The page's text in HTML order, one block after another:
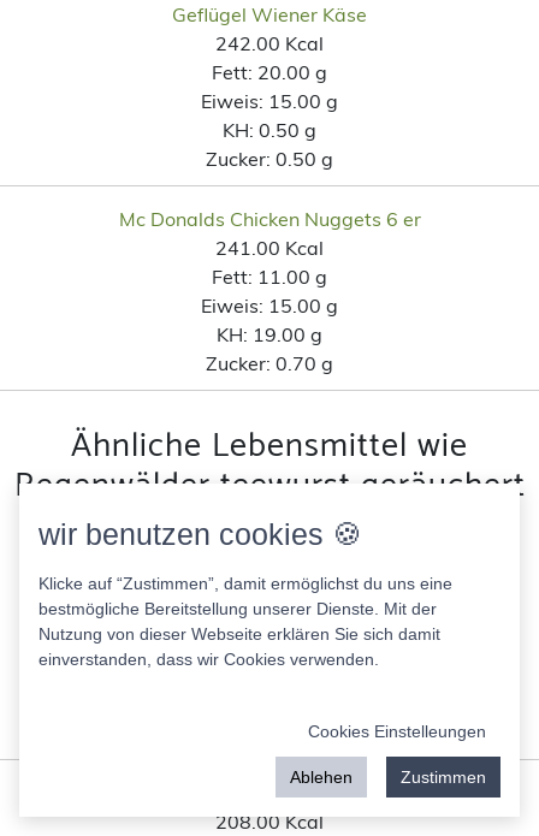
Geflügel Wiener Käse
242.00 Kcal
Fett: 20.00 g
Eiweis: 15.00 g
KH: 0.50 g
Zucker: 0.50 g
Mc Donalds Chicken Nuggets 6 er
241.00 Kcal
Fett: 11.00 g
Eiweis: 15.00 g
KH: 19.00 g
Zucker: 0.70 g
Ähnliche Lebensmittel wie
Regenwälder teewurst geräuchert
grob nach Kohlenhydratanteil
Wunder Porridge v. Demeter
404.00 Kcal
Fett:13.00 g
0.80 g
Vivera pikante Drumsticks
208.00 Kcal
wir benutzen cookies 🍪
Klicke auf “Zustimmen”, damit ermöglichst du uns eine
bestmögliche Bereitstellung unserer Dienste. Mit der
Nutzung von dieser Webseite erklären Sie sich damit
einverstanden, dass wir Cookies verwenden.
Cookies Einstelleungen
Ablehen Zustimmen